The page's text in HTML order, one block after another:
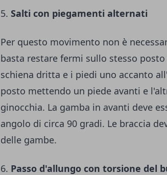
5. Salti con piegamenti alternati
Per questo movimento non è
basta restare fermi sullo stesso
schiena dritta e i piedi uno accanto
posto mettendo un piede avanti e
ginocchia. La gamba in avanti deve
angolo di circa 90 gradi. Le braccia
delle gambe.
6. Passo d'allungo con torsione del